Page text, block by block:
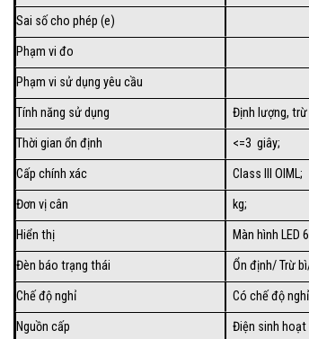
Sai số cho phép (e)
Phạm vi đo
Phạm vi sử dụng yêu cầu
Tính năng sử dụng
Định lượng, trừ
Thời gian ổn định
<=3 giây;
Cấp chính xác
Class III OIML;
Đơn vị cân
kg;
Hiển thị
Màn hình
Đèn báo trạng thái
Ổn định/ Trừ
Chế độ nghỉ
Có chế độ
Nguồn cấp
Điện sinh hoạt